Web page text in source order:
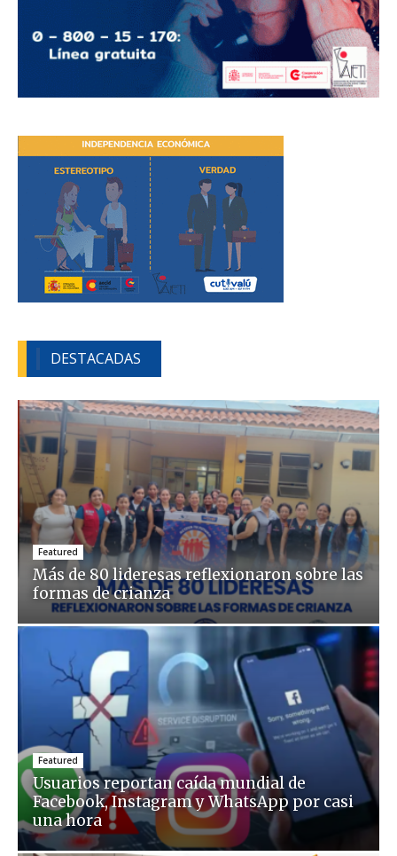
DESTACADAS
Featured
Más de 80 lideresas reflexionaron sobre las
formas de crianza
Featured
Usuarios reportan caída mundial de
Facebook, Instagram y WhatsApp por casi
una hora